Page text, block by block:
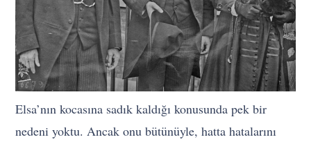
Elsa’nın kocasına sadık kaldığı konusunda pek bir
nedeni yoktu. Ancak onu bütünüyle, hatta hatalarını